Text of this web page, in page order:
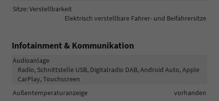
Sitze: Verstellbarkeit
Elektrisch verstellbare Fahrer- und Beifahrersitze
Infotainment & Kommunikation
Audioanlage
Radio, Schnittstelle USB, Digitalradio DAB, Android Auto, Apple
CarPlay, Touchscreen
Außentemperaturanzeige
vorhanden